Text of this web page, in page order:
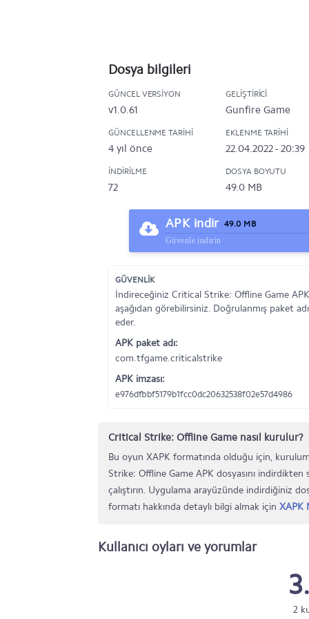
Dosya bilgileri
GÜNCEL VERSIYON
v1.0.61
GELIŞTIRICI
Gunfire Game
GÜNCELLENME TARIHI
4 yıl önce
EKLENME TARIHI
22.04.2022 - 20:39
İNDIRILME
72
DOSYA BOYUTU
49.0 MB
APK indir 49.0 MB
Güvenle indirin
GÜVENLİK
İndireceğiniz Critical Strike: Offline Game
aşağıdan görebilirsiniz. Doğrulanmış paket
eder.
APK paket adı:
com.tfgame.criticalstrike
APK imzası:
e976dfbbf5179b1fcc0dc20632538f02e57d4986
Critical Strike: Offline Game nasıl kurulur?
Bu oyun XAPK formatında olduğu için,
Strike: Offline Game APK dosyasını indirdikten
çalıştırın. Uygulama arayüzünde indirdiğiniz
formatı hakkında detaylı bilgi almak için XAPK
Kullanıcı oyları ve yorumlar
2